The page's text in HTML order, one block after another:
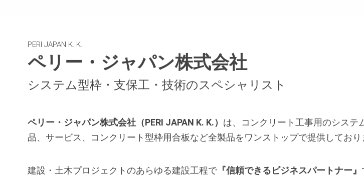
PERI JAPAN K. K.
ペリー・ジャパン株式会社
システム型枠・支保工・技術のスペシャリスト
ペリー・ジャパン株式会社（PERI JAPAN K. K.） は、コンクリート工事用のシステ
品、サービス、コンクリート型枠用合板など全製品をワンストップで提供しており
建設・土木プロジェクトのあらゆる建設工程で『信頼できるビジネスパートナー』